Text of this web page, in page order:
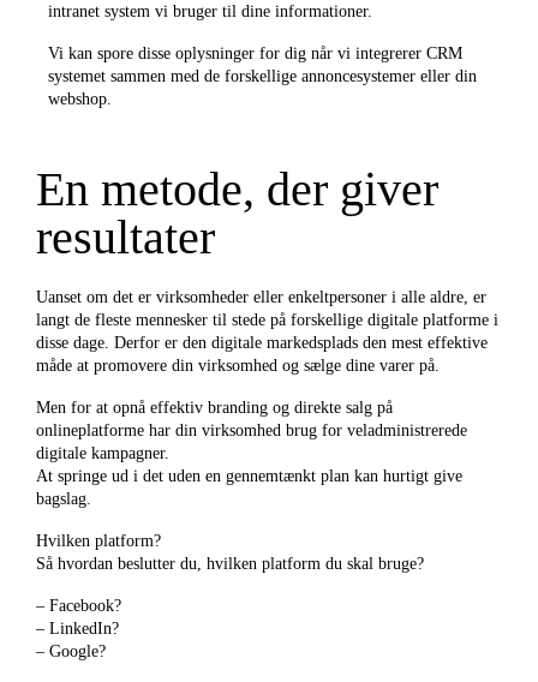
intranet system vi bruger til dine informationer.
Vi kan spore disse oplysninger for dig når vi integrerer CRM
systemet sammen med de forskellige annoncesystemer eller din
webshop.
En metode, der giver
resultater
Uanset om det er virksomheder eller enkeltpersoner i alle aldre, er
langt de fleste mennesker til stede på forskellige digitale platforme i
disse dage. Derfor er den digitale markedsplads den mest effektive
måde at promovere din virksomhed og sælge dine varer på.
Men for at opnå effektiv branding og direkte salg på
onlineplatforme har din virksomhed brug for veladministrerede
digitale kampagner.
At springe ud i det uden en gennemtænkt plan kan hurtigt give
bagslag.
Hvilken platform?
Så hvordan beslutter du, hvilken platform du skal bruge?
– Facebook?
– LinkedIn?
– Google?